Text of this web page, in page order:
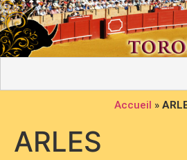
Accueil »
ARLES